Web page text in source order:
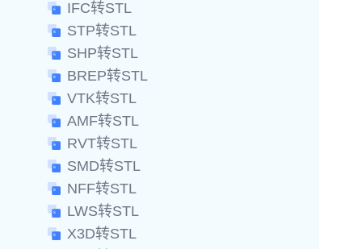
IFC转STL
STP转STL
SHP转STL
BREP转STL
VTK转STL
AMF转STL
RVT转STL
SMD转STL
NFF转STL
LWS转STL
X3D转STL